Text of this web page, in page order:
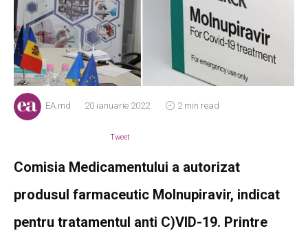
EA.md 20 ianuarie 2022 2 min read
Tweet
Comisia Medicamentului a autorizat
produsul farmaceutic Molnupiravir, indicat
pentru tratamentul anti C)VID-19. Printre